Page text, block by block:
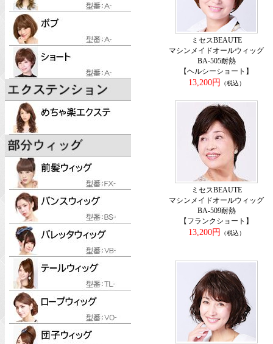
ミセスBEAUTE
マシンメイドオールウィッグ
BA-505耐熱
【ヘルシーショート】
13,200円
（税込）
ミセスBEAUTE
マシンメイドオールウィッグ
BA-509耐熱
【フランクショート】
13,200円
（税込）